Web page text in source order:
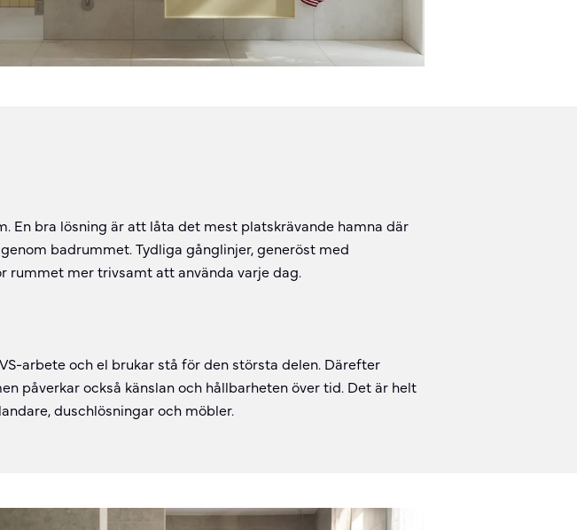
En bra lösning är att låta det mest platskrävande hamna där
badrummet. Tydliga gånglinjer, generöst med
rummet mer trivsamt att använda varje dag.
arbete och el brukar stå för den största delen. Därefter
påverkar också känslan och hållbarheten över tid. Det är helt
duschlösningar och möbler.